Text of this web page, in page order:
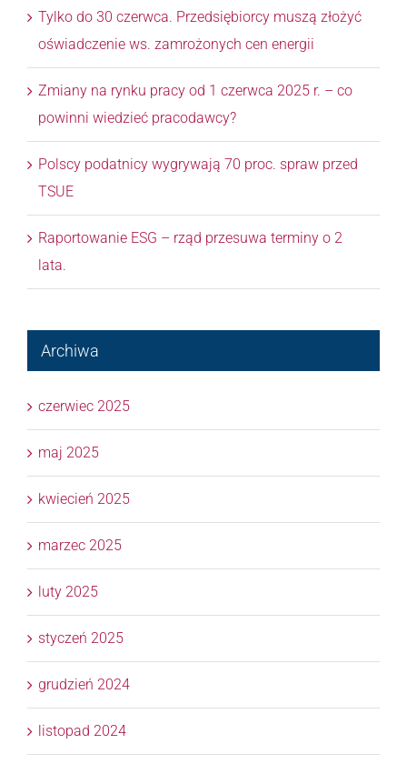
Tylko do 30 czerwca. Przedsiębiorcy muszą złożyć
oświadczenie ws. zamrożonych cen energii
Zmiany na rynku pracy od 1 czerwca 2025 r. – co
powinni wiedzieć pracodawcy?
Polscy podatnicy wygrywają 70 proc. spraw przed
TSUE
Raportowanie ESG – rząd przesuwa terminy o 2
lata.
Archiwa
czerwiec 2025
maj 2025
kwiecień 2025
marzec 2025
luty 2025
styczeń 2025
grudzień 2024
listopad 2024